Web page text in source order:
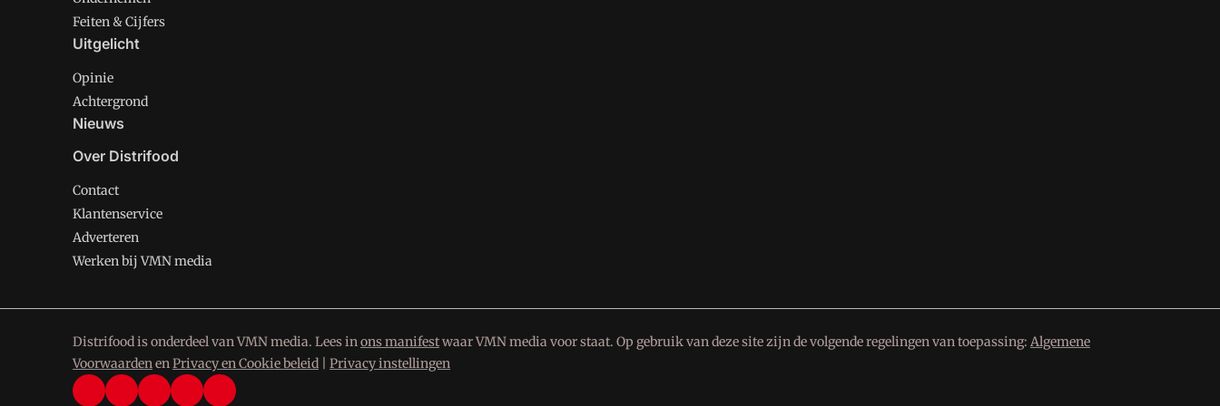
Feiten & Cijfers
Uitgelicht
Opinie
Achtergrond
Nieuws
Over Distrifood
Contact
Klantenservice
Adverteren
Werken bij VMN media
Distrifood is onderdeel van VMN media. Lees inons manifestwaar VMN media voor staat. Op gebruik van deze site zijn de volgende regelingen van toepassing: Algemene
VoorwaardenenPrivacy en Cookie beleid Privacy instellingen